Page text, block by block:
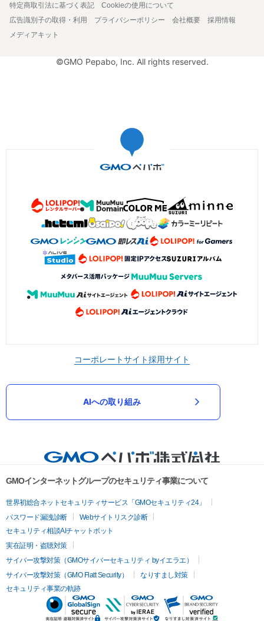
特定商取引法に基づく表記
Cookieの使用について
広告識別子の取得・利用
プライバシーポリシー 会社概要
採用情報
メディアキット
©GMO Pepabo, Inc. All rights reserved.
コーポレートサイト採用サイト
AIへの取り組み
GMOインターネットグループのセキュリティ事業について
世界初総合ネットセキュリティサービス「GMOセキュリティ24」
パスワード漏洩診断
Webサイトリスク診断
セキュリティ相談AIチャットボット
実在証明・盗聴対策
サイバー攻撃対策（GMOサイバーセキュリティ byイエラエ）
サイバー攻撃対策（GMO Flatt Security）
なりすまし対策
セキュリティ事業の軌跡